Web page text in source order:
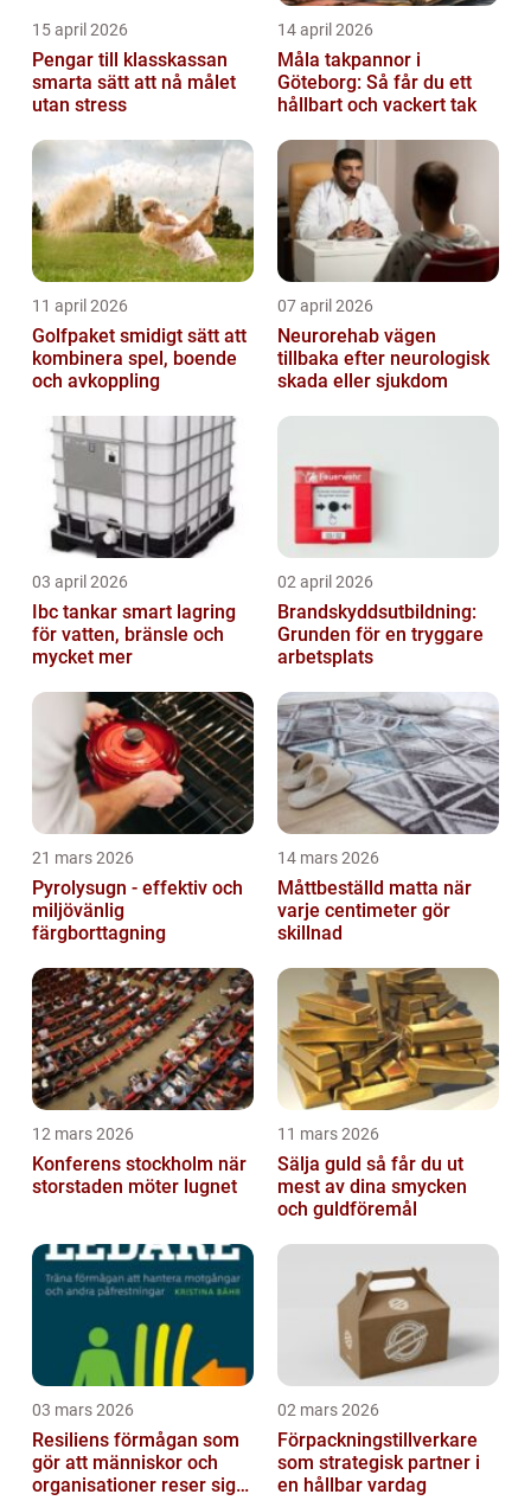
15 april 2026
Pengar till klasskassan
smarta sätt att nå målet
utan stress
14 april 2026
Måla takpannor i
Göteborg: Så får du ett
hållbart och vackert tak
11 april 2026
Golfpaket smidigt sätt att
kombinera spel, boende
och avkoppling
07 april 2026
Neurorehab vägen
tillbaka efter neurologisk
skada eller sjukdom
03 april 2026
Ibc tankar smart lagring
för vatten, bränsle och
mycket mer
02 april 2026
Brandskyddsutbildning:
Grunden för en tryggare
arbetsplats
21 mars 2026
Pyrolysugn - effektiv och
miljövänlig
färgborttagning
14 mars 2026
Måttbeställd matta när
varje centimeter gör
skillnad
12 mars 2026
Konferens stockholm när
storstaden möter lugnet
11 mars 2026
Sälja guld så får du ut
mest av dina smycken
och guldföremål
03 mars 2026
Resiliens förmågan som
gör att människor och
organisationer reser sig
02 mars 2026
Förpackningstillverkare
som strategisk partner i
en hållbar vardag